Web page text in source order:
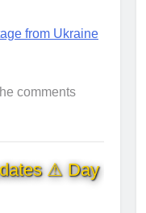
from Ukraine
comments
⚠ Day